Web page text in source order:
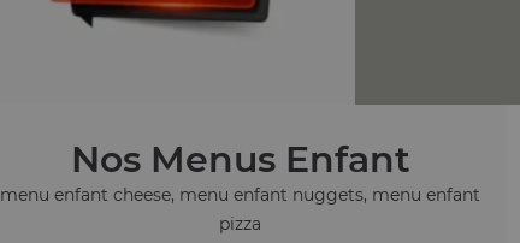
Nos Menus Enfant
menu enfant cheese, menu enfant nuggets, menu enfant
pizza